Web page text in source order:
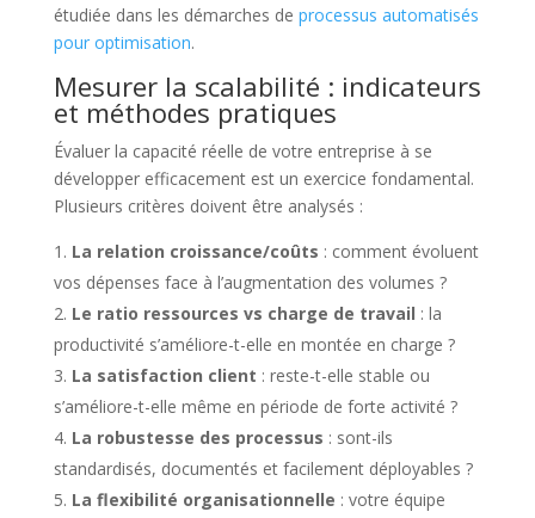
étudiée dans les démarches de processus automatisés
pour optimisation.
Mesurer la scalabilité : indicateurs
et méthodes pratiques
Évaluer la capacité réelle de votre entreprise à se
développer efficacement est un exercice fondamental.
Plusieurs critères doivent être analysés :
La relation croissance/coûts : comment évoluent
vos dépenses face à l’augmentation des volumes ?
Le ratio ressources vs charge de travail : la
productivité s’améliore-t-elle en montée en charge ?
La satisfaction client : reste-t-elle stable ou
s’améliore-t-elle même en période de forte activité ?
La robustesse des processus : sont-ils
standardisés, documentés et facilement déployables ?
La flexibilité organisationnelle : votre équipe